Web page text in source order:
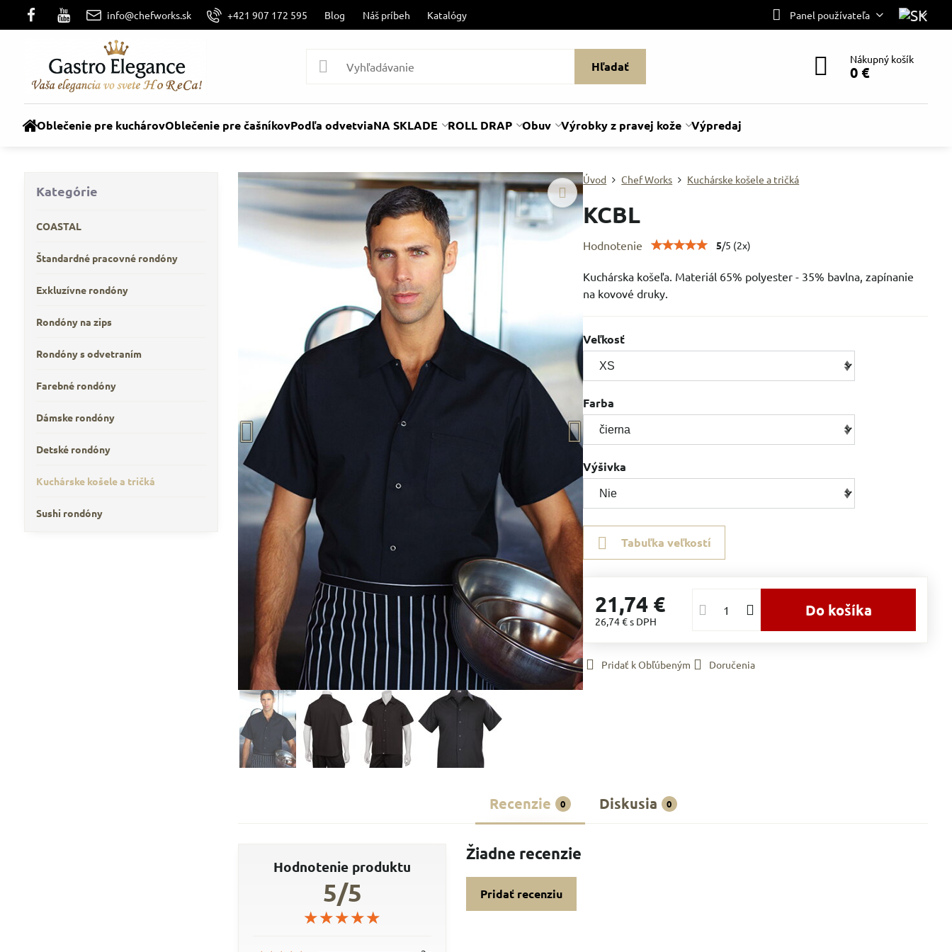
info@chefworks.sk +421 907 172 595 Blog Náš príbeh Katalógy Panel používateľa
Hľadať Nákupný košík
0 €
Oblečenie pre kuchárovOblečenie pre čašníkovPodľa odvetviaNA SKLADE ROLL DRAP Obuv Výrobky z pravej kože Výpredaj
Úvod Chef Works Kuchárske košele a tričká
KCBL
Hodnotenie 5/5 (2x)
Kuchárska košeľa. Materiál 65% polyester - 35% bavlna, zapínanie
na kovové druky.
Veľkosť
Farba
Výšivka
Tabuľka veľkostí
21,74 €
26,74 €s DPH
Do košíka
Pridať k Obľúbeným Doručenia
Recenzie 0 Diskusia 0
Hodnotenie produktu
5/5
★★★★★
★★★★★
★★★★★
Žiadne recenzie
Pridať recenziu
Kategórie
COASTAL
Štandardné pracovné rondóny
Exkluzívne rondóny
Rondóny na zips
Rondóny s odvetraním
Farebné rondóny
Dámske rondóny
Detské rondóny
Kuchárske košele a tričká
Sushi rondóny